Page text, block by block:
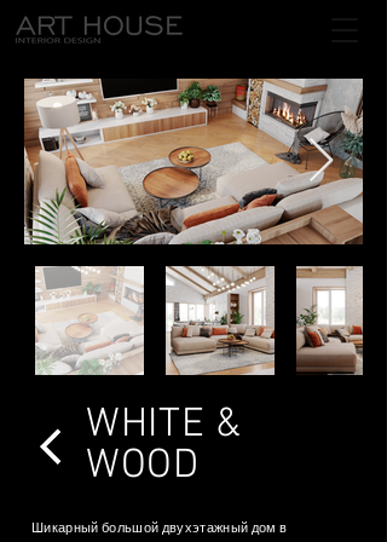
WHITE &
WOOD
Шикарный большой двухэтажный дом в